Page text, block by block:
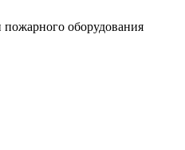
оборудования